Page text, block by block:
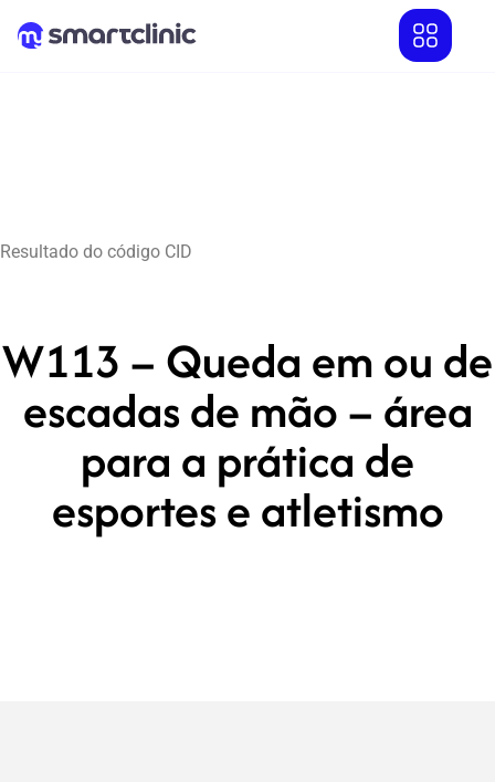
Resultado do código CID
W113 – Queda em ou de
escadas de mão – área
para a prática de
esportes e atletismo